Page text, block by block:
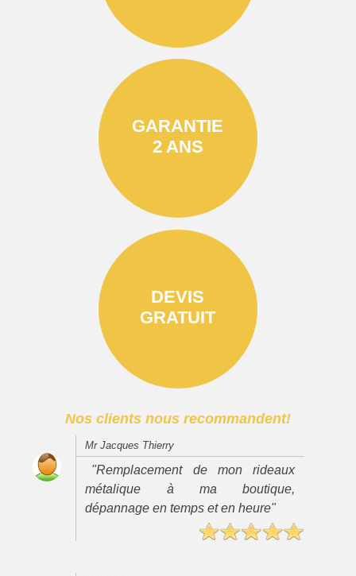
GARANTIE
2 ANS
DEVIS
GRATUIT
Nos clients nous recommandent!
Mr Jacques Thierry
"Remplacement de mon rideaux
métalique à ma boutique,
dépannage en temps et en heure"